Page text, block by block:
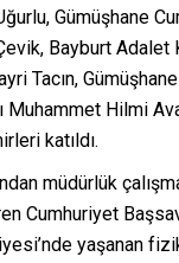
Gümüşhane
Bayburt
Tacın,
Muhammet Hilmi
katıldı.
müdürlük
Cumhuriyet
yaşanan